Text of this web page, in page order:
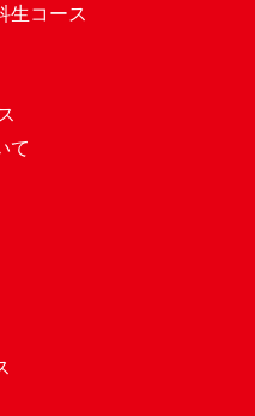
生コース
て